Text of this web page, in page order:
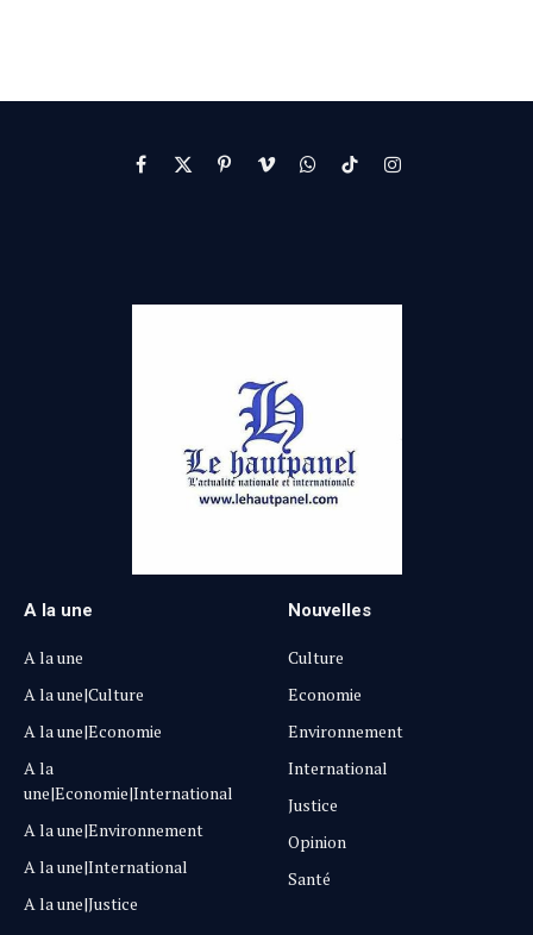
Facebook
X
PinterestVimeoWhatsApp
TikTokInstagram
A la une
A la une
A la une|Culture
A la une|Economie
A la
une|Economie|International
A la une|Environnement
A la une|International
A la une|Justice
Nouvelles
Culture
Economie
Environnement
International
Justice
Opinion
Santé